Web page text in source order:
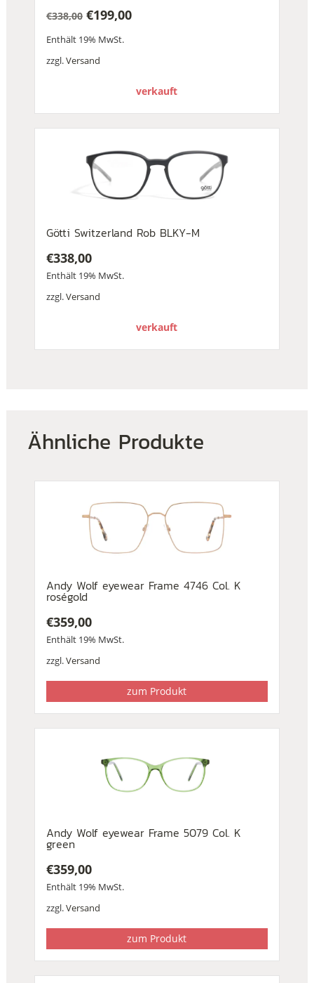
€338,00
Preis
war:
€199,00
Preis
ist:
Enthält 19% MwSt.
zzgl.Versand
verkauft
Götti Switzerland Rob BLKY-M
€338,00
Enthält 19% MwSt.
zzgl.Versand
verkauft
Ähnliche Produkte
Andy Wolf eyewear Frame 4746 Col. K
roségold
€359,00
Enthält 19% MwSt.
zzgl.Versand
zum Produkt
Andy Wolf eyewear Frame 5079 Col. K
green
€359,00
Enthält 19% MwSt.
zzgl.Versand
zum Produkt